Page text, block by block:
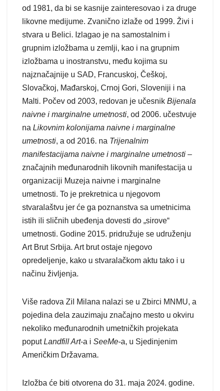
od 1981, da bi se kasnije zainteresovao i za druge
likovne medijume. Zvanično izlaže od 1999. Živi i
stvara u Belici. Izlagao je na samostalnim i
grupnim izložbama u zemlji, kao i na grupnim
izložbama u inostranstvu, među kojima su
najznačajnije u SAD, Francuskoj, Češkoj,
Slovačkoj, Mađarskoj, Crnoj Gori, Sloveniji i na
Malti. Počev od 2003, redovan je učesnik Bijenala
naivne i marginalne umetnosti, od 2006. učestvuje
na Likovnim kolonijama naivne i marginalne
umetnosti, a od 2016. na Trijenalnim
manifestacijama naivne i marginalne umetnosti –
značajnih međunarodnih likovnih manifestacija u
organizaciji Muzeja naivne i marginalne
umetnosti. To je prekretnica u njegovom
stvaralaštvu jer će ga poznanstva sa umetnicima
istih ili sličnih ubeđenja dovesti do „sirove“
umetnosti. Godine 2015. pridružuje se udruženju
Art Brut Srbija. Art brut ostaje njegovo
opredeljenje, kako u stvaralačkom aktu tako i u
načinu življenja.
Više radova Zil Milana nalazi se u Zbirci MNMU, a
pojedina dela zauzimaju značajno mesto u okviru
nekoliko međunarodnih umetničkih projekata
poputLandfill Art-a i SeeMe-a, u Sjedinjenim
Američkim Državama.
Izložba će biti otvorena do 31. maja 2024. godine.